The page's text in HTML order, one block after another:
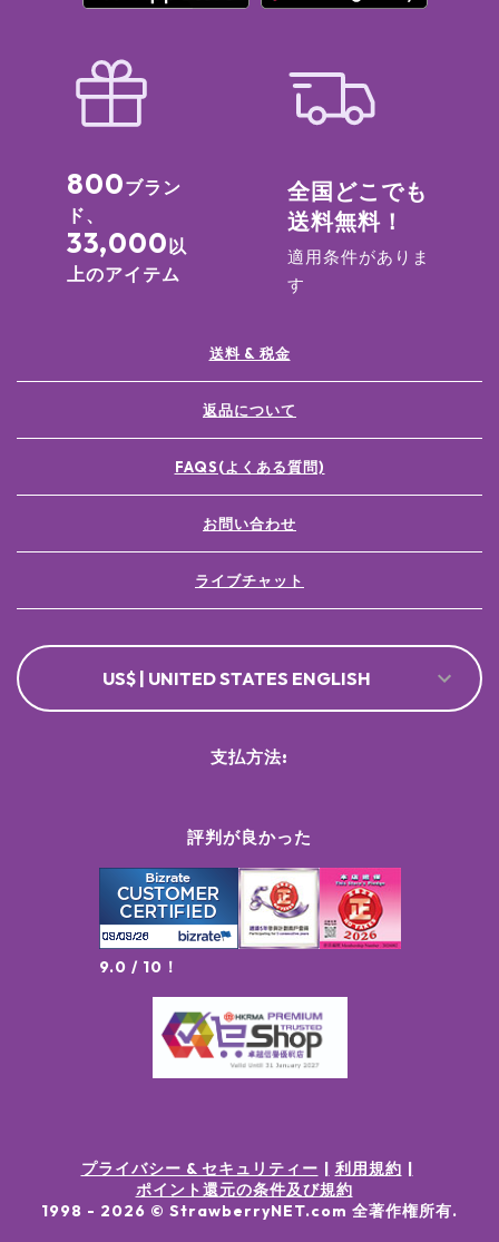
800ブラン
ド、
33,000以
上のアイテム
全国どこでも
送料無料！
適用条件がありま
す
送料 & 税金
返品について
FAQS(よくある質問)
お問い合わせ
ライブチャット
US$ | UNITED STATES ENGLISH
評判が良かった
9.0 / 10！
支払方法:
プライバシー & セキュリティー
利用規約
ポイント還元の条件及び規約
1998 - 2026 © StrawberryNET.com 全著作権所有.